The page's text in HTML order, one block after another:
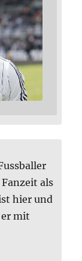
als
hier und
mit